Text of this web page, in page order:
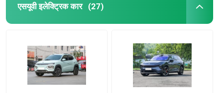
एसयूवी इलेक्ट्रिक कार (27)